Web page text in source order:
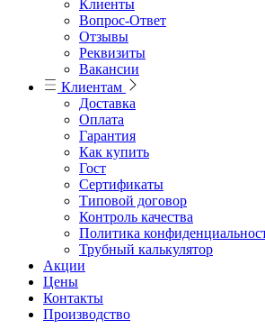
Клиенты
Вопрос-Ответ
Отзывы
Реквизиты
Вакансии
Клиентам
Доставка
Оплата
Гарантия
Как купить
Гост
Сертификаты
Типовой договор
Контроль качества
Политика
Трубный калькулятор
Акции
Цены
Контакты
Производство